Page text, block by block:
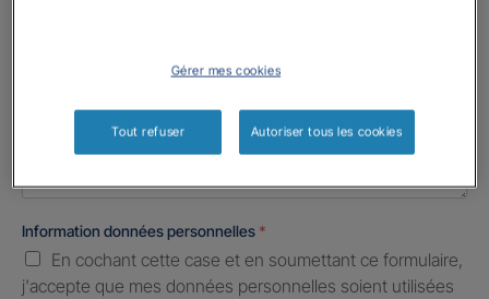
Informations complémentaires (facultatif)
Information données personnelles *
En cochant cette case et en soumettant ce formulaire,
j'accepte que mes données personnelles soient utilisées
Gérer mes cookies
Tout refuser Autoriser tous les cookies